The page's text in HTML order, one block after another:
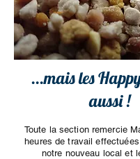
...mais les
aussi !
Toute la section remercie
heures de travail
notre nouveau local et